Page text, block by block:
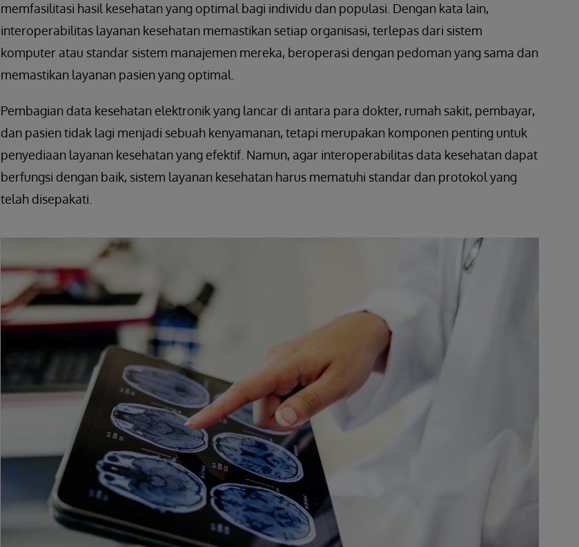
memfasilitasi hasil kesehatan yang optimal bagi individu dan populasi. Dengan kata lain,
interoperabilitas layanan kesehatan memastikan setiap organisasi, terlepas dari sistem
komputer atau standar sistem manajemen mereka, beroperasi dengan pedoman yang sama dan
memastikan layanan pasien yang optimal.
Pembagian data kesehatan elektronik yang lancar di antara para dokter, rumah sakit, pembayar,
dan pasien tidak lagi menjadi sebuah kenyamanan, tetapi merupakan komponen penting untuk
penyediaan layanan kesehatan yang efektif. Namun, agar interoperabilitas data kesehatan dapat
berfungsi dengan baik, sistem layanan kesehatan harus mematuhi standar dan protokol yang
telah disepakati.